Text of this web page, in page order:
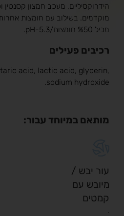
הידרוקסיליים, מעכב חמצון קסנטין
מוקדמים. בשילוב עם חומצות
מכיל %50 חומצות/5.3-pH.
רכיבים פעילים
acid, lactic acid, glycerin,
sodium hydroxide.
מותאם במיוחד עבור:
עור יבש /
מיובש עם
קמטים